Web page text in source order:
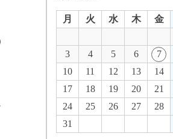
月 火 水 木 金
3
4 5 6 7
10
11 12 13 14
17
18 19 20 21
24
25 26 27 28
31